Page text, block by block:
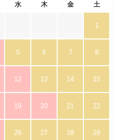
水 木 金 土
1
5 6 7 8
12 13 14 15
19 20 21 22
26 27 28 29